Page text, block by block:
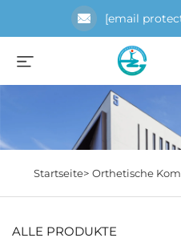
[email
Startseite> Orthetische
ALLE PRODUKTE